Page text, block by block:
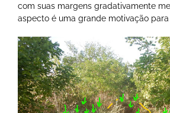
com suas margens gradativamente
aspecto é uma grande motivação